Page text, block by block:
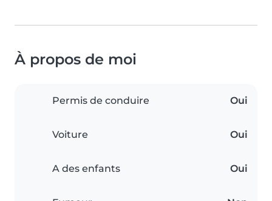
À propos de moi
Permis de conduire Oui
Voiture Oui
A des enfants Oui